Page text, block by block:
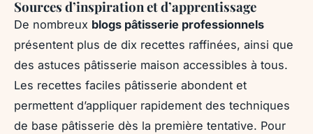
Sources d’inspiration et d’apprentissage
De nombreux blogs pâtisserie professionnels
présentent plus de dix recettes raffinées, ainsi que
des astuces pâtisserie maison accessibles à tous.
Les recettes faciles pâtisserie abondent et
permettent d’appliquer rapidement des techniques
de base pâtisserie dès la première tentative. Pour